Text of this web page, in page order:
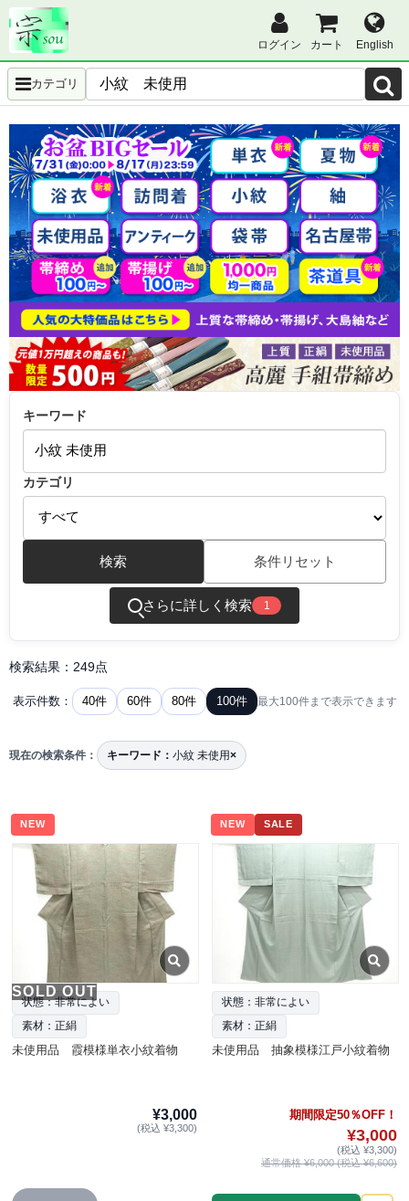
ログイン カート English
カテゴリ
キーワード
カテゴリ
検索 条件リセット
さらに詳しく検索 1
検索結果：249点
表示件数： 40件 60件 80件 100件 最大100件まで表示できます
現在の検索条件： キーワード： 小紋 未使用×
NEW
SOLD OUT
状態：非常によい
素材：正絹
未使用品 霞模様単衣小紋着物
¥3,000
(税込 ¥3,300)
NEW SALE
状態：非常によい
素材：正絹
未使用品 抽象模様江戸小紋着物
期間限定50％OFF！
¥3,000
(税込 ¥3,300)
通常価格 ¥6,000 (税込 ¥6,600)